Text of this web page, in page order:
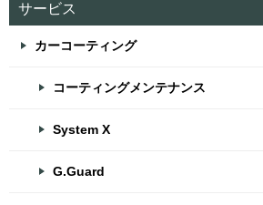
サービス
カーコーティング
コーティングメンテナンス
System X
G.Guard